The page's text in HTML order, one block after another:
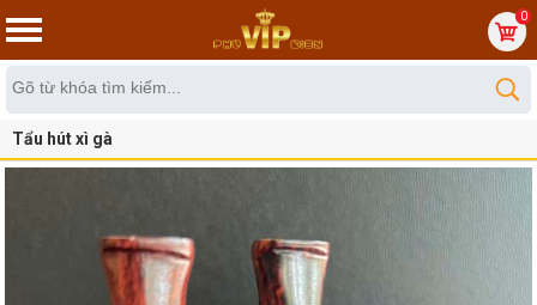
0
Tẩu hút xì gà